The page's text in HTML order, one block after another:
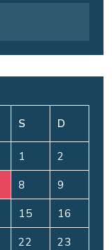
S D
1 2
8 9
15 16
22 23